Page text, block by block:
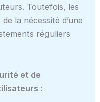
Toutefois, les
la nécessité d’une
réguliers
et de
: